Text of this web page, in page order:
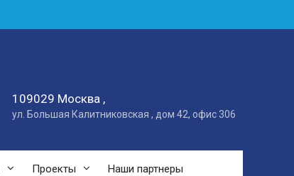
109029 Москва ,
ул. Большая Калитниковская , дом 42, офис 306
Проекты Наши партнеры